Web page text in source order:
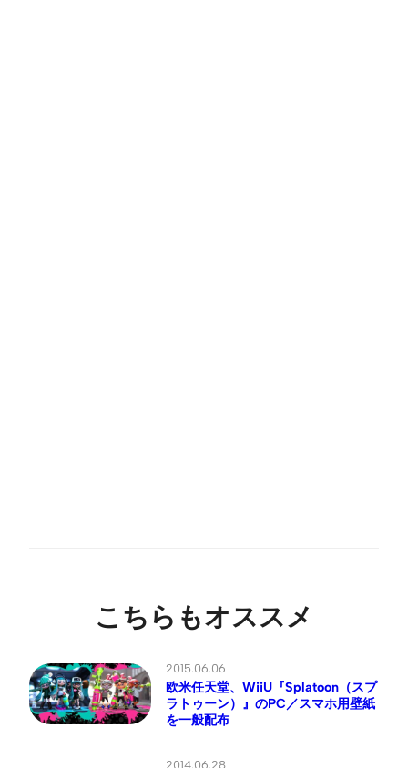
こちらもオススメ
2015.06.06
欧米任天堂、WiiU『Splatoon（スプ
ラトゥーン）』のPC／スマホ用壁紙
を一般配布
2014.06.28